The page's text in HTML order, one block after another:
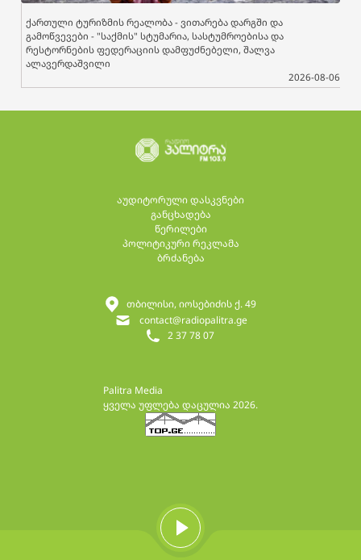
ქართული ტურიზმის რეალობა - ვითარება დარგში და
გამოწვევები - "საქმის" სტუმარია, სასტუმროებისა და
რესტორნების ფედერაციის დამფუძნებელი, შალვა
ალავერდაშვილი
2026-08-06
აუდიტორული დასკვნები
განცხადება
წერილები
პოლიტიკური რეკლამა
ბრძანება
Palitra Media
ყველა უფლება დაცულია 2026.
2 37 78 07
contact@radiopalitra.ge
თბილისი, იოსებიძის ქ. 49